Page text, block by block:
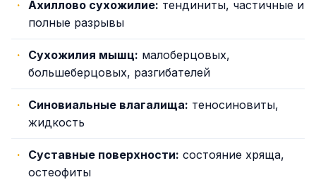
Ахиллово сухожилие: тендиниты, частичные и
полные разрывы
Сухожилия мышц: малоберцовых,
большеберцовых, разгибателей
Синовиальные влагалища: теносиновиты,
жидкость
Суставные поверхности: состояние хряща,
остеофиты